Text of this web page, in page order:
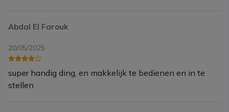
Abdal El Farouk
20/05/2025
super handig ding, en makkelijk te bedienen en in te
stellen